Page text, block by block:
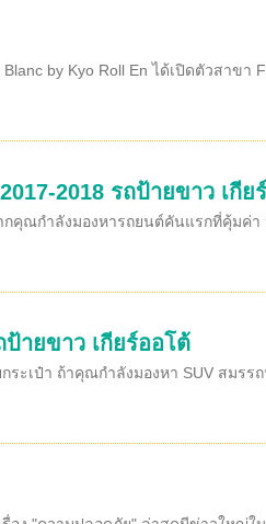
by Kyo Roll En ได้เปิดตัวสาขา
2018 รถป้ายขาว เกีย
กคุณกำลังมองหารถยนต์คันแรกที่คุ้มค่
ายขาว เกียร์ออโต้
ะเป๋า ถ้าคุณกำลังมองหา SUV สมร